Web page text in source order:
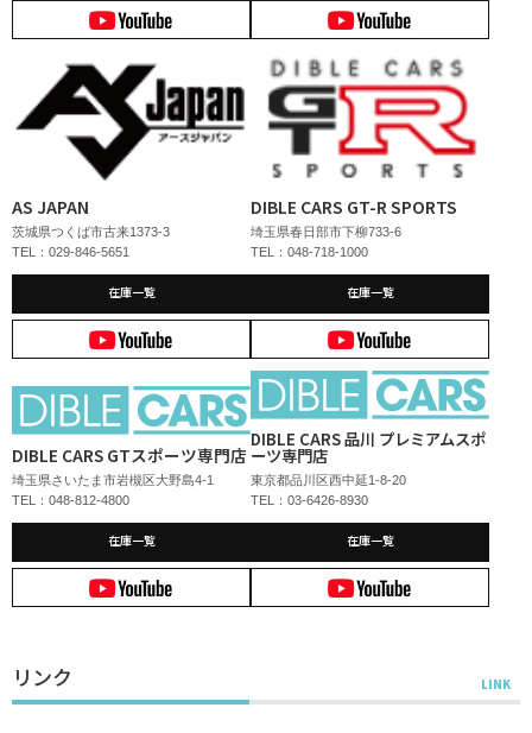
AS JAPAN
茨城県つくば市古来1373-3
TEL：029-846-5651
在庫一覧
DIBLE CARS GT-R SPORTS
埼玉県春日部市下柳733-6
TEL：048-718-1000
在庫一覧
DIBLE CARS GTスポーツ専門店
埼玉県さいたま市岩槻区大野島4-1
TEL：048-812-4800
在庫一覧
DIBLE CARS 品川 プレミアムスポ
ーツ専門店
東京都品川区西中延1-8-20
TEL：03-6426-8930
在庫一覧
リンク